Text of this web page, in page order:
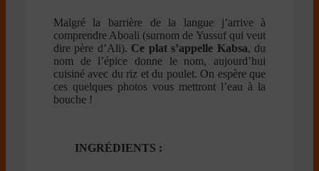
Malgré la barrière de la langue j’arrive à
comprendre Aboali (surnom de Yussuf qui veut
dire père d’Ali). Ce plat s’appelle Kabsa, du
nom de l’épice donne le nom, aujourd’hui
cuisiné avec du riz et du poulet. On espère que
ces quelques photos vous mettront l’eau à la
bouche !
INGRÉDIENTS :